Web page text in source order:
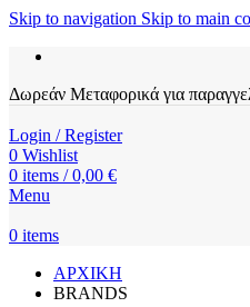
Skip to navigation Skip to main
Δωρεάν Μεταφορικά για
Login / Register
0 Wishlist
0 items / 0,00 €
Menu
0 items
ΑΡΧΙΚΗ
BRANDS